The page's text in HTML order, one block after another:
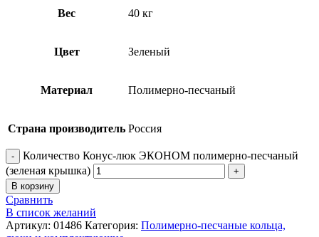
Вес 40 кг
Цвет Зеленый
Материал Полимерно-песчаный
Страна производитель Россия
Количество Конус-люк ЭКОНОМ полимерно-песчаный
(зеленая крышка)
В корзину
Сравнить
В список желаний
Артикул: 01486 Категория: Полимерно-песчаные кольца,